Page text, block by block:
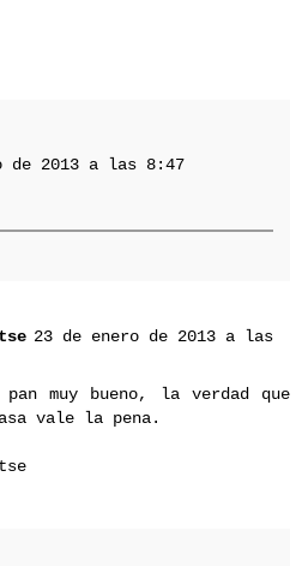
de 2013 a las 8:47
23 de enero de 2013 a las
pan muy bueno, la verdad que
vale la pena.